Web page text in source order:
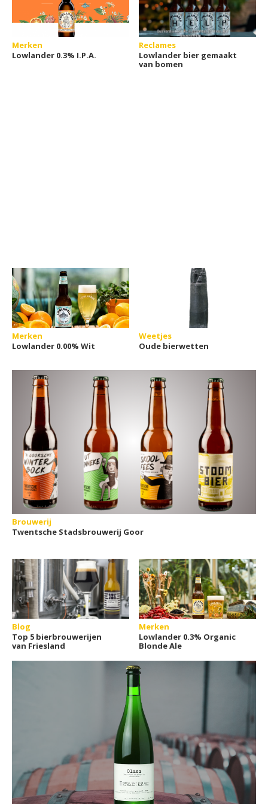
Merken
Lowlander 0.3% I.P.A.
Reclames
Lowlander bier gemaakt
van bomen
Merken
Lowlander 0.00% Wit
Weetjes
Oude bierwetten
Brouwerij
Twentsche Stadsbrouwerij Goor
Blog
Top 5 bierbrouwerijen
van Friesland
Merken
Lowlander 0.3% Organic
Blonde Ale